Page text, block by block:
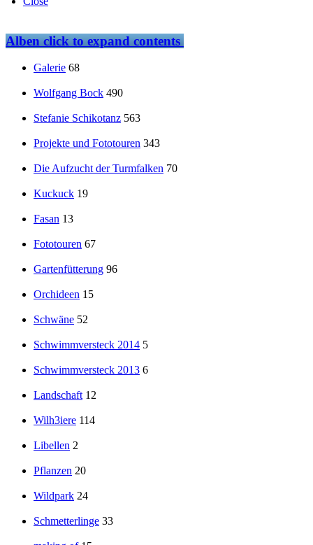
Albenclick to expand contents
Galerie 68
Wolfgang Bock 490
Stefanie Schikotanz 563
Projekte und Fototouren 343
Die Aufzucht der Turmfalken 70
Kuckuck 19
Fasan 13
Fototouren 67
Gartenfütterung 96
Orchideen 15
Schwäne 52
Schwimmversteck 2014 5
Schwimmversteck 2013 6
Landschaft 12
Wilh3iere 114
Libellen 2
Pflanzen 20
Wildpark 24
Schmetterlinge 33